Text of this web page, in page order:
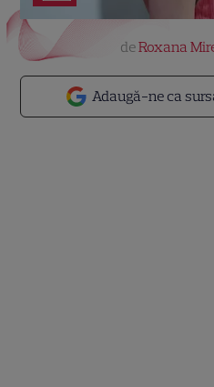
Adaugă-ne ca
deRoxana